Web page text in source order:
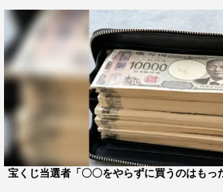
宝くじ当選者「〇〇をやらずに買うのはもっ